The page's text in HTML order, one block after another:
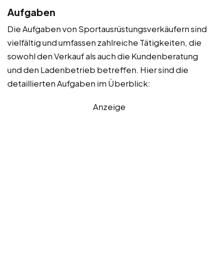
Aufgaben
Die Aufgaben von Sportausrüstungsverkäufern sind
vielfältig und umfassen zahlreiche Tätigkeiten, die
sowohl den Verkauf als auch die Kundenberatung
und den Ladenbetrieb betreffen. Hier sind die
detaillierten Aufgaben im Überblick:
Anzeige